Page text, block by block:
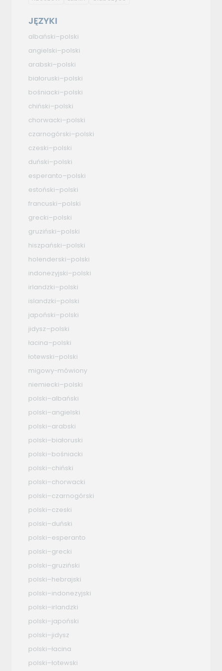
JĘZYKI
albański–polski
angielski–polski
arabski–polski
białoruski–polski
bośniacki–polski
chiński–polski
chorwacki–polski
czarnogórski–polski
czeski–polski
duński–polski
esperanto–polski
estoński–polski
francuski–polski
grecki–polski
gruziński–polski
hiszpański–polski
holenderski–polski
indonezyjski–polski
irlandzki–polski
islandzki–polski
japoński–polski
jidysz–polski
łacina–polski
łotewski–polski
migowy-mówiony
niemiecki–polski
polski–albański
polski–angielski
polski–arabski
polski–białoruski
polski–bośniacki
polski–chiński
polski–chorwacki
polski–czarnogórski
polski–czeski
polski–duński
polski–esperanto
polski–grecki
polski–gruziński
polski–hebrajski
polski–indonezyjski
polski–irlandzki
polski–japoński
polski–jidysz
polski–łacina
polski–łotewski